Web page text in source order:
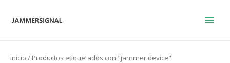
Inicio / Productos etiquetados con "jammer device"